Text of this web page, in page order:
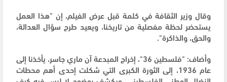
وقال وزير الثقافة في كلمة قبل عرض الفيلم، إن "هذا العمل
يستحضر لحظة مفصلية من تاريخنا، ويعيد طرح سؤال العدالة،
والحق، والذاكرة".
وأضاف: "فلسطين 36"، إخراج المبدعة آن ماري جاسر، يأخذنا إلى
عام 1936، إلى الثورة الكبرى التي شكلت إحدى أهم محطات